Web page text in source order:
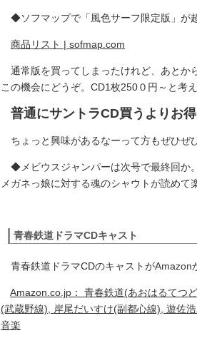
◆ソフマップで「風色サーフ限定版」が
商品リスト | sofmap.com
通常版を買ってしまったけれど、あとか
この機会にどうぞ。CD1枚250０円～と考
普通にサントラCD買うよりお得
ちょっと興味があるなーって方もぜひぜひ
◆メビウスジャンパーは次号で最終回か。
メガネっ娘に対する魂のシャウトが読めて
青春鉄道ドラマCDキャスト
青春鉄道ドラマCDのキャストがAmazon
Amazon.co.jp： 青春鉄道(あおはるてつ
(武蔵野線), 岸尾だいすけ(副都心線), 遊佐
音楽